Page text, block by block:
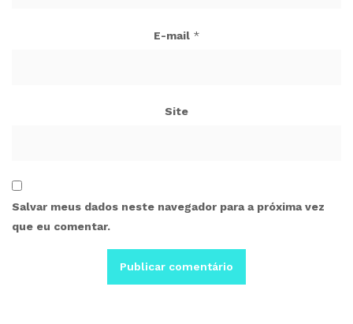
E-mail *
Site
Salvar meus dados neste navegador para a próxima vez
que eu comentar.